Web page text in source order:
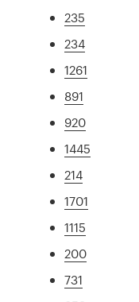
235
234
1261
891
920
1445
214
1701
1115
200
731